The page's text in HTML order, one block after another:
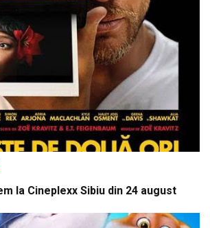
la Cineplexx Sibiu din 24 august